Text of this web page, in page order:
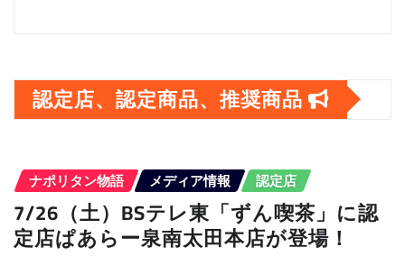
カ
イ
認定店、認定商品、推奨商品
ナポリタン物語 メディア情報 認定店
7/26（土）BSテレ東「ずん喫茶」に認
定店ぱあらー泉南太田本店が登場！